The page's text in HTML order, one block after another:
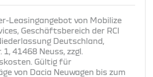
Leasingangebot von Mobilize
Geschäftsbereich der RCI
Deutschland,
41468 Neuss, zzgl.
Gültig für
von Dacia Neuwagen bis zum